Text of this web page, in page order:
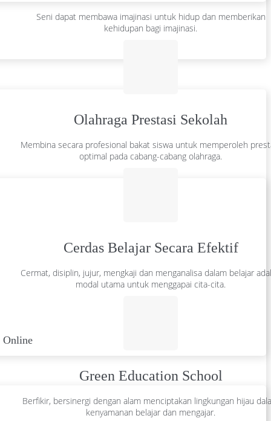
Online
Seni dapat membawa imajinasi untuk hidup dan memberikan
kehidupan bagi imajinasi.
Olahraga Prestasi Sekolah
Membina secara profesional bakat siswa untuk memperoleh
optimal pada cabang-cabang olahraga.
Cerdas Belajar Secara Efektif
Cermat, disiplin, jujur, mengkaji dan menganalisa dalam belajar
modal utama untuk menggapai cita-cita.
Green Education School
Berfikir, bersinergi dengan alam menciptakan lingkungan hijau
kenyamanan belajar dan mengajar.